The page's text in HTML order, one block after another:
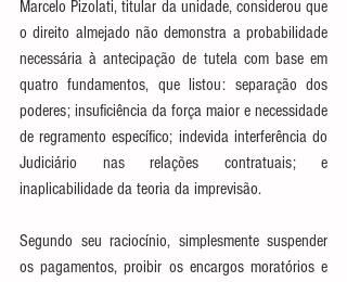
Marcelo Pizolati, titular da unidade, considerou que
o direito almejado não demonstra a probabilidade
necessária à antecipação de tutela com base em
quatro fundamentos, que listou: separação dos
poderes; insuficiência da força maior e necessidade
de regramento específico; indevida interferência do
Judiciário nas relações contratuais; e
inaplicabilidade da teoria da imprevisão.
Segundo seu raciocínio, simplesmente suspender
os pagamentos, proibir os encargos moratórios e